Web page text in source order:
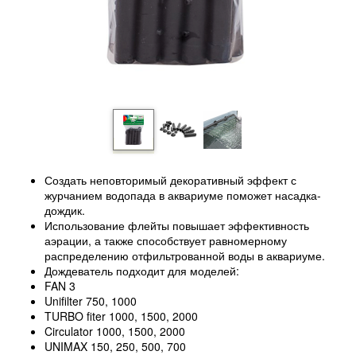
Создать неповторимый декоративный эффект с
журчанием водопада в аквариуме поможет насадка-
дождик.
Использование флейты повышает эффективность
аэрации, а также способствует равномерному
распределению отфильтрованной воды в аквариуме.
Дождеватель подходит для моделей:
FAN 3
Unifilter 750, 1000
TURBO fiter 1000, 1500, 2000
Circulator 1000, 1500, 2000
UNIMAX 150, 250, 500, 700